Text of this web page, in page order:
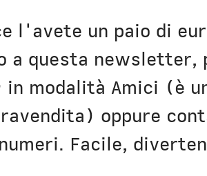
l'avete un paio di
a questa newsletter,
(opens new window)
in modalità Amici (è
oppure
Facile,